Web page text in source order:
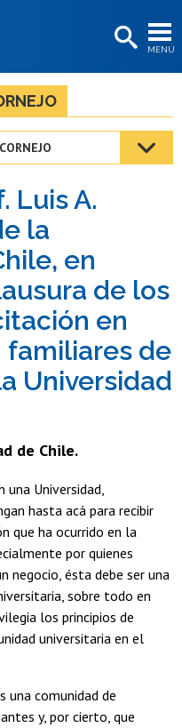
MENÚ
os
os
os
Luis A.
la
en
de los
en
de
Universidad
de Chile.
una Universidad,
hasta acá para recibir
que ha ocurrido en la
por quienes
negocio, ésta debe ser una
sobre todo en
los principios de
universitaria en el
una comunidad de
y, por cierto, que